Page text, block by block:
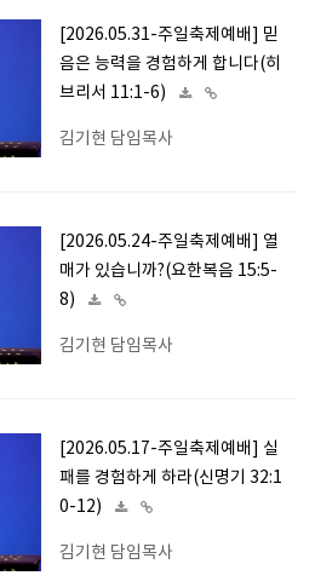
[2026.05.31-주일축제예배] 믿
음은 능력을 경험하게 합니다(히
브리서 11:1-6)
김기현 담임목사
[2026.05.24-주일축제예배] 열
매가 있습니까?(요한복음 15:5-
8)
김기현 담임목사
[2026.05.17-주일축제예배] 실
패를 경험하게 하라(신명기 32:1
0-12)
김기현 담임목사